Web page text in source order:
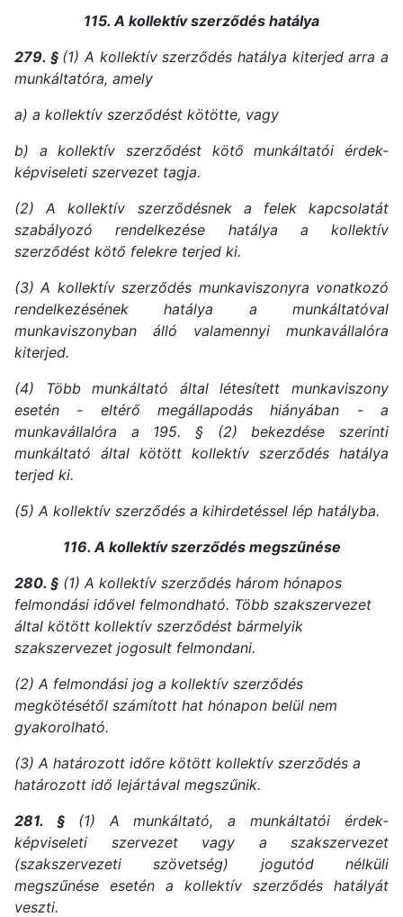
115. A kollektív szerződés hatálya
279. § (1) A kollektív szerződés hatálya kiterjed arra a
munkáltatóra, amely
a) a kollektív szerződést kötötte, vagy
b) a kollektív szerződést kötő munkáltatói érdek-
képviseleti szervezet tagja.
(2) A kollektív szerződésnek a felek kapcsolatát
szabályozó rendelkezése hatálya a kollektív
szerződést kötő felekre terjed ki.
(3) A kollektív szerződés munkaviszonyra vonatkozó
rendelkezésének hatálya a munkáltatóval
munkaviszonyban álló valamennyi munkavállalóra
kiterjed.
(4) Több munkáltató által létesített munkaviszony
esetén - eltérő megállapodás hiányában - a
munkavállalóra a 195. § (2) bekezdése szerinti
munkáltató által kötött kollektív szerződés hatálya
terjed ki.
(5) A kollektív szerződés a kihirdetéssel lép hatályba.
116. A kollektív szerződés megszűnése
280. § (1) A kollektív szerződés három hónapos
felmondási idővel felmondható. Több szakszervezet
által kötött kollektív szerződést bármelyik
szakszervezet jogosult felmondani.
(2) A felmondási jog a kollektív szerződés
megkötésétől számított hat hónapon belül nem
gyakorolható.
(3) A határozott időre kötött kollektív szerződés a
határozott idő lejártával megszűnik.
281. § (1) A munkáltató, a munkáltatói érdek-
képviseleti szervezet vagy a szakszervezet
(szakszervezeti szövetség) jogutód nélküli
megszűnése esetén a kollektív szerződés hatályát
veszti.